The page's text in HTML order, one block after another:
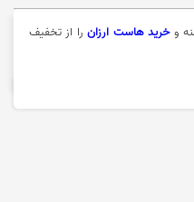
خرید هاست ارزانرا از تخفیف